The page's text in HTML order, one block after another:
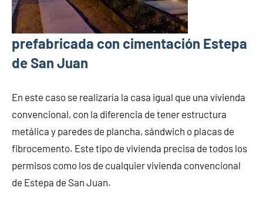
prefabricada con cimentación Estepa
de San Juan
En este caso se realizaría la casa igual que una vivienda
convencional, con la diferencia de tener estructura
metálica y paredes de plancha, sándwich o placas de
fibrocemento. Este tipo de vivienda precisa de todos los
permisos como los de cualquier vivienda convencional
de Estepa de San Juan.